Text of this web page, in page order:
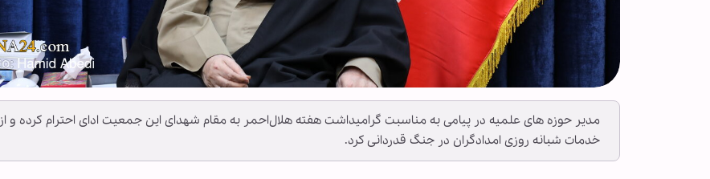
مدیر حوزه های علمیه در پیامی ‌به مناسبت گرامیداشت هفته هلال‌احمر به مقام شهدای این جمعیت ادای احترام کرده و از
خدمات شبانه روزی امدادگران در جنگ قدردانی کرد.